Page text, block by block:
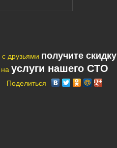
с друзьями получите скидку
на услуги нашего СТО
Поделиться